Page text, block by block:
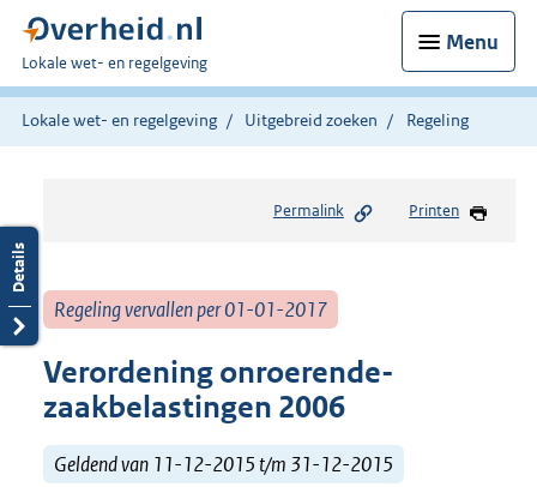
Menu
U
bent
hier:
Lokale wet- en regelgeving
Lokale wet- en regelgeving Uitgebreid zoeken Regeling
Permalink Printen
Regeling vervallen per 01-01-2017
Verordening onroerende-
zaakbelastingen 2006
Geldend van 11-12-2015 t/m 31-12-2015